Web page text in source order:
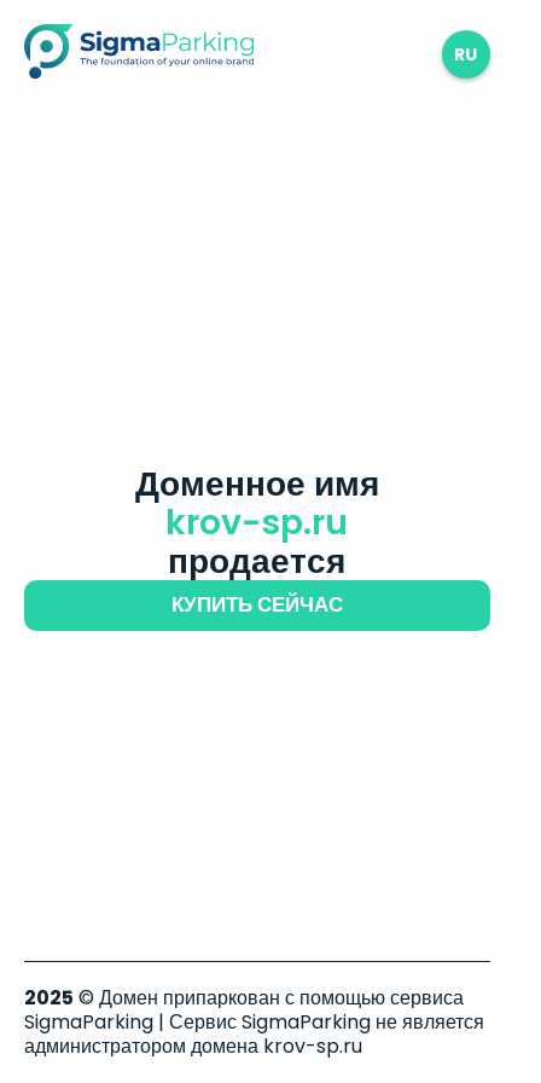
RU
Доменное имя
krov-sp.ru
продается
КУПИТЬ СЕЙЧАС
2025 © Домен припаркован с помощью сервиса
SigmaParking | Сервис SigmaParking не является
администратором домена krov-sp.ru